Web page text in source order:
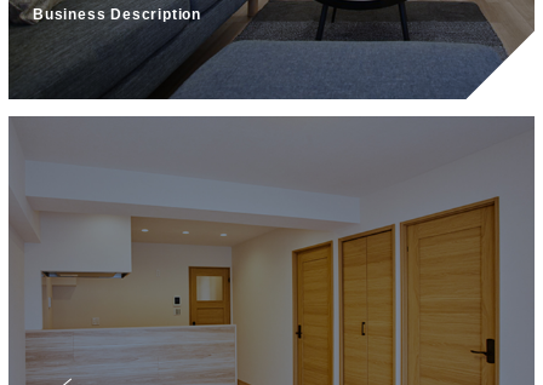
Business Description